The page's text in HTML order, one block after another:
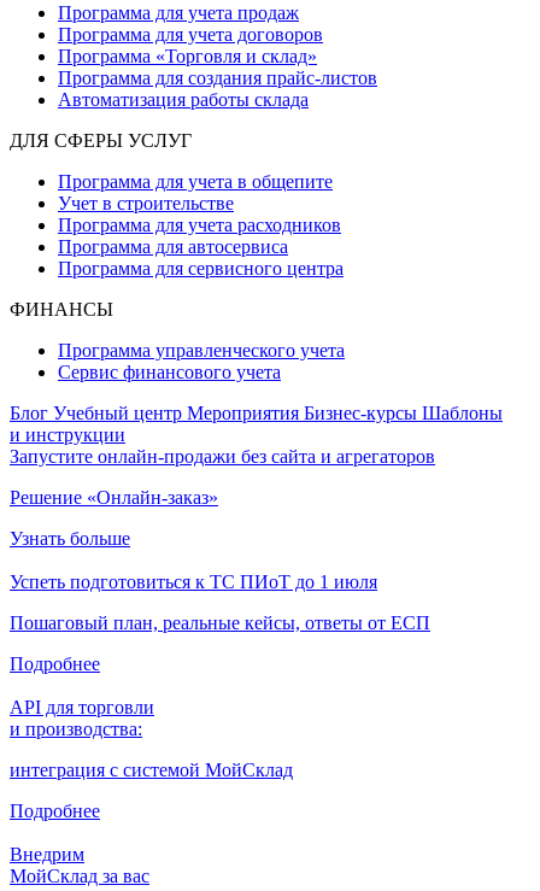
Программа для учета продаж
Программа для учета договоров
Программа «Торговля и склад»
Программа для создания прайс‑листов
Автоматизация работы склада
ДЛЯ СФЕРЫ УСЛУГ
Программа для учета в общепите
Учет в строительстве
Программа для учета расходников
Программа для автосервиса
Программа для сервисного центра
ФИНАНСЫ
Программа управленческого учета
Сервис финансового учета
Блог Учебный центр Мероприятия Бизнес-курсы Шаблоны
и инструкции
Запустите онлайн-продажи без сайта и агрегаторов
Решение «Онлайн-заказ»
Узнать больше
Успеть подготовиться к ТС ПИоТ до 1 июля
Пошаговый план, реальные кейсы, ответы от ЕСП
Подробнее
API для торговли
и производства:
интеграция с системой МойСклад
Подробнее
Внедрим
МойСклад за вас